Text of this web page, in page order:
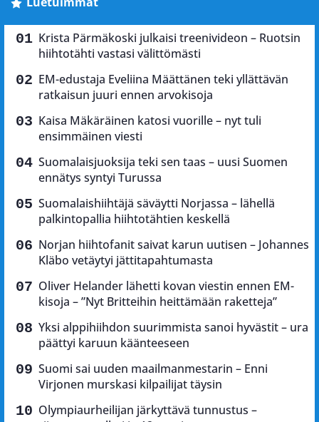
Krista Pärmäkoski julkaisi treenivideon – Ruotsin
hiihtotähti vastasi välittömästi
EM-edustaja Eveliina Määttänen teki yllättävän
ratkaisun juuri ennen arvokisoja
Kaisa Mäkäräinen katosi vuorille – nyt tuli
ensimmäinen viesti
Suomalaisjuoksija teki sen taas – uusi Suomen
ennätys syntyi Turussa
Suomalaishiihtäjä säväytti Norjassa – lähellä
palkintopallia hiihtotähtien keskellä
Norjan hiihtofanit saivat karun uutisen – Johannes
Kläbo vetäytyi jättitapahtumasta
Oliver Helander lähetti kovan viestin ennen EM-
kisoja – ”Nyt Britteihin heittämään raketteja”
Yksi alppihiihdon suurimmista sanoi hyvästit – ura
päättyi karuun käänteeseen
Suomi sai uuden maailmanmestarin – Enni
Virjonen murskasi kilpailijat täysin
Olympiaurheilijan järkyttävä tunnustus –